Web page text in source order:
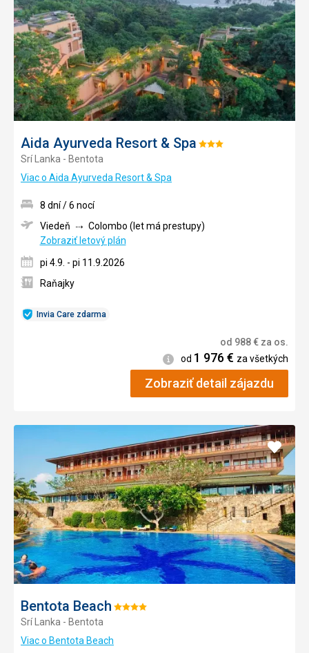
Aida Ayurveda Resort & Spa Hodnotenie:
Srí Lanka - Bentota
Viac o Aida Ayurveda Resort & Spa
Invia Care zdarma
8 dní / 6 nocí
Viedeň
Colombo (let má prestupy)
Zobraziť letový plán
pi 4.9. - pi 11.9.2026
Raňajky
od 988€ za os.
Informácie
od 1 976€ za všetkých
Zobraziť detail zájazdu
Bentota Beach Hodnotenie:
Srí Lanka - Bentota
Viac o Bentota Beach
Pridať
do